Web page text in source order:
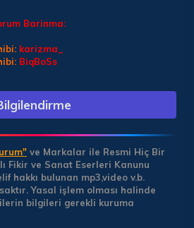
Barinma:
karizma_
BiqBoSs
ve Markalar ile Resmi Hiç Bir
Fikir ve Sanat Eserleri Kanunu
hakkı bulunan mp3,video v.b.
Yasal işlem olması halinde
bilgileri gerekli kuruma